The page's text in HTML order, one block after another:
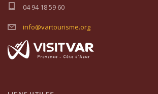
04 94 18 59 60
info@vartourisme.org